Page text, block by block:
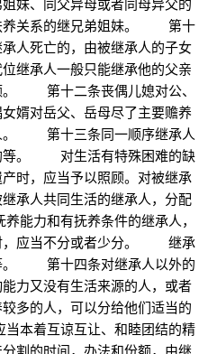
养关系的继兄弟姐妹。 第十
人死亡的，由被继承人的子女
继承人一般只能继承他的父亲
。 第十二条丧偶儿媳对公、
婿对岳父、岳母尽了主要赡养
。 第十三条同一顺序继承人
等。 对生活有特殊困难的缺
时，应当予以照顾。对被继承
承人共同生活的继承人，分配
力和有抚养条件的继承人，
，应当不分或者少分。 继承
。 第十四条对继承人以外的
力又没有生活来源的人，或者
多的人，可以分给他们适当的
着互谅互让、和睦团结的精
割的时间，办法和份额，由继